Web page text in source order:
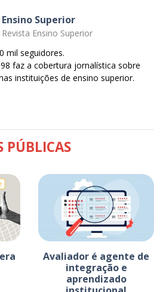
Ensino Superior
Revista Ensino Superior
mil seguidores.
faz a cobertura jornalística sobre
instituições de ensino superior.
PÚBLICAS
Avaliador é agente de
integração e
aprendizado